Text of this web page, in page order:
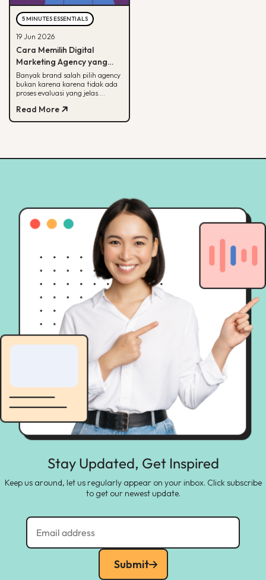
5 MINUTES ESSENTIALS
19 Jun 2026
Cara Memilih Digital
Marketing Agency yang
Tepat untuk Bisnis Kamu
Banyak brand salah pilih agency
bukan karena karena tidak ada
proses evaluasi yang jelas.
menilai agency dari spesialisasi,
track record, hingga
Read More
Stay Updated, Get Inspired
Keep us around, let us regularly appear on your inbox. Click subscribe
to get our newest update.
Submit